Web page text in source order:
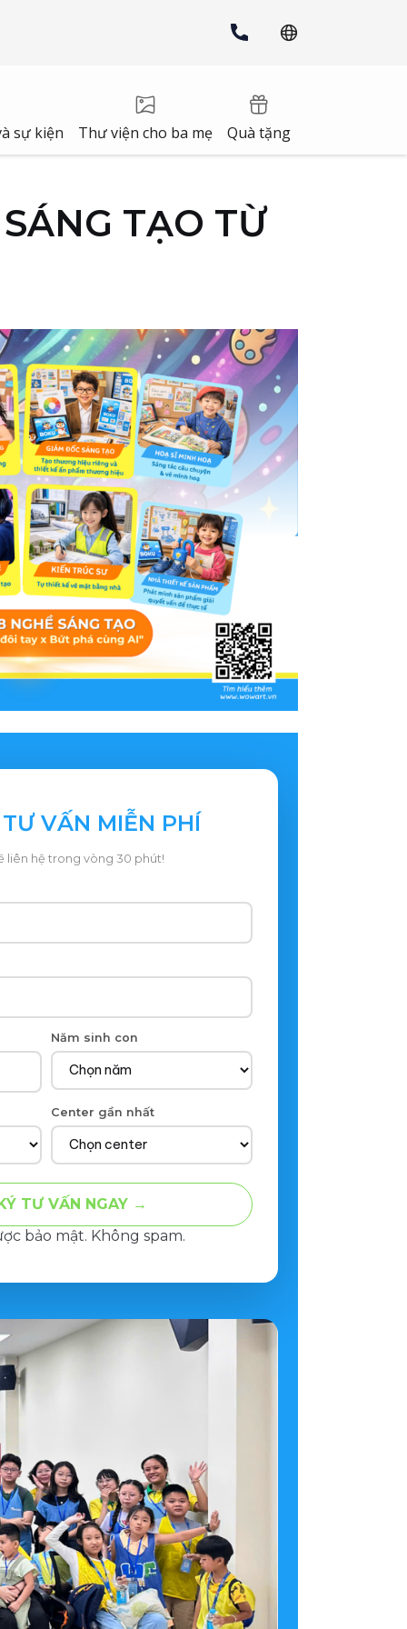
sự kiện Thư viện cho ba mẹ Quà tặng
TẠO TỪ
VẤN MIỄN PHÍ
liên hệ trong vòng 30 phút!
Năm sinh con
Center gần nhất
TƯ VẤN NGAY →
bảo mật. Không spam.